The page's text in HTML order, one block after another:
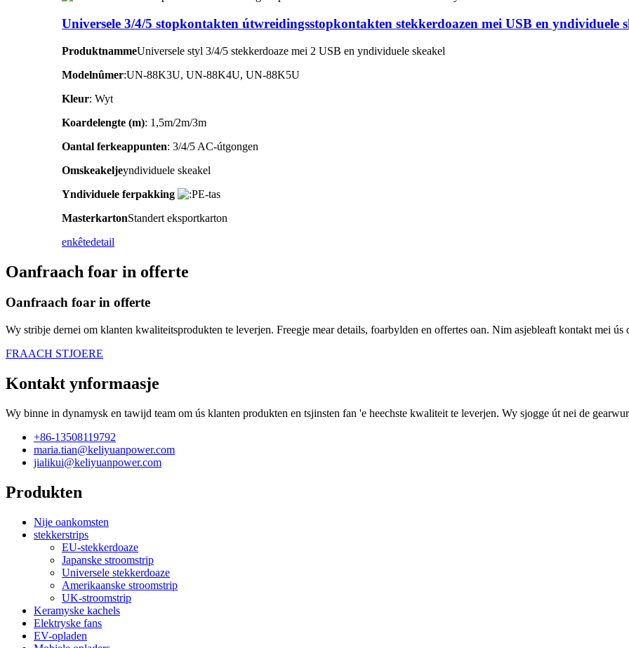
Universele 3/4/5 stopkontakten útwreidingsstopkontakten stekkerdoazen mei USB en yndividuele
ProduktnammeUniversele styl 3/4/5 stekkerdoaze mei 2 USB en yndividuele skeakel
Modelnûmer:UN-88K3U, UN-88K4U, UN-88K5U
Kleur: Wyt
Koardelengte (m): 1,5m/2m/3m
Oantal ferkeappunten: 3/4/5 AC-útgongen
Omskeakeljeyndividuele skeakel
Yndividuele ferpakking
E-tas
MasterkartonStandert eksportkarton
enkêtedetail
Oanfraach foar in offerte
Oanfraach foar in offerte
Wy stribje dernei om klanten kwaliteitsprodukten te leverjen. Freegje mear details, foarbylden en offertes oan. Nim asjebleaft kontakt mei ús
FRAACH STJOERE
Kontakt ynformaasje
Wy binne in dynamysk en tawijd team om ús klanten produkten en tsjinsten fan 'e heechste kwaliteit te leverjen. Wy sjogge út nei de
+86-13508119792
maria.tian@keliyuanpower.com
jialikui@keliyuanpower.com
Produkten
Nije oankomsten
stekkerstrips
EU-stekkerdoaze
Japanske stroomstrip
Universele stekkerdoaze
Amerikaanske stroomstrip
UK-stroomstrip
Keramyske kachels
Elektryske fans
EV-opladen